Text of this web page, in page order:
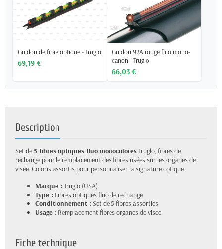
Guidon de fibre optique - Truglo
69,19 €
Guidon 92A rouge fluo mono-
canon - Truglo
66,03 €
Description
Set de5 fibres optiques fluo monocoloresTruglo, fibres de
rechange pour le remplacement des fibres usées sur les organes de
visée. Coloris assortis pour personnaliser la signature optique.
Marque : Truglo (USA)
Type : Fibres optiques fluo de rechange
Conditionnement : Set de 5 fibres assorties
Usage : Remplacement fibres organes de visée
Fiche technique